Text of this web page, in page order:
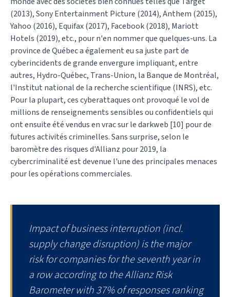
(2013), Sony Entertainment Picture (2014), Anthem (2015),
Yahoo (2016), Equifax (2017), Facebook (2018), Mariott
Hotels (2019), etc., pour n'en nommer que quelques-uns. La
province de Québec a également eu sa juste part de
cyberincidents de grande envergure impliquant, entre
autres, Hydro-Québec, Trans-Union, la Banque de Montréal,
l'Institut national de la recherche scientifique (INRS), etc.
Pour la plupart, ces cyberattaques ont provoqué le vol de
millions de renseignements sensibles ou confidentiels qui
ont ensuite été vendus en vrac sur le darkweb [10] pour de
futures activités criminelles. Sans surprise, selon le
baromètre des risques d'Allianz pour 2019, la
cybercriminalité est devenue l'une des principales menaces
pour les opérations commerciales.
Impact of business interruption (incl.
supply change disruption) is the major
risk for companies for the seventh year in
a row according to the Allianz Risk
Barometer with 37% of responses ranking